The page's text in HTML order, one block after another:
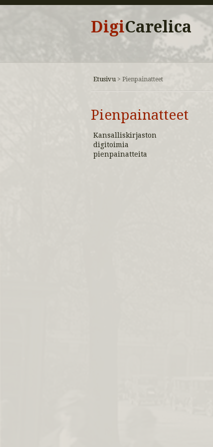
DigiCarelica
Etusivu > Pienpainatteet
Pienpainatteet
Kansalliskirjaston
digitoimia
pienpainatteita